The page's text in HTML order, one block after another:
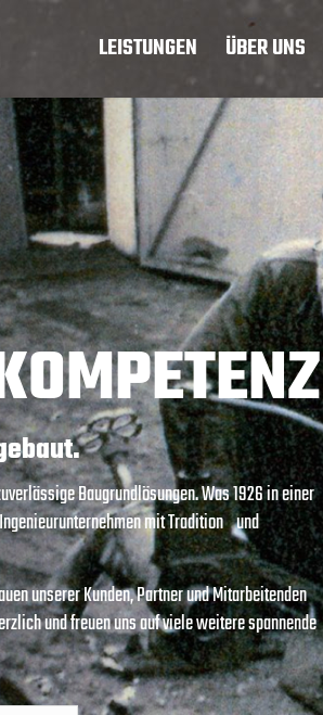
LEISTUNGEN ÜBER UNS
Baugrundlösungen. Was 1926 in einer
mit Tradition und
unserer Kunden, Partner und Mitarbeitenden
und freuen uns auf viele weitere spannende